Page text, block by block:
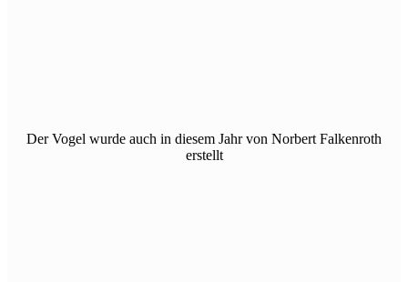
Der Vogel wurde auch in diesem Jahr von Norbert Falkenroth
erstellt